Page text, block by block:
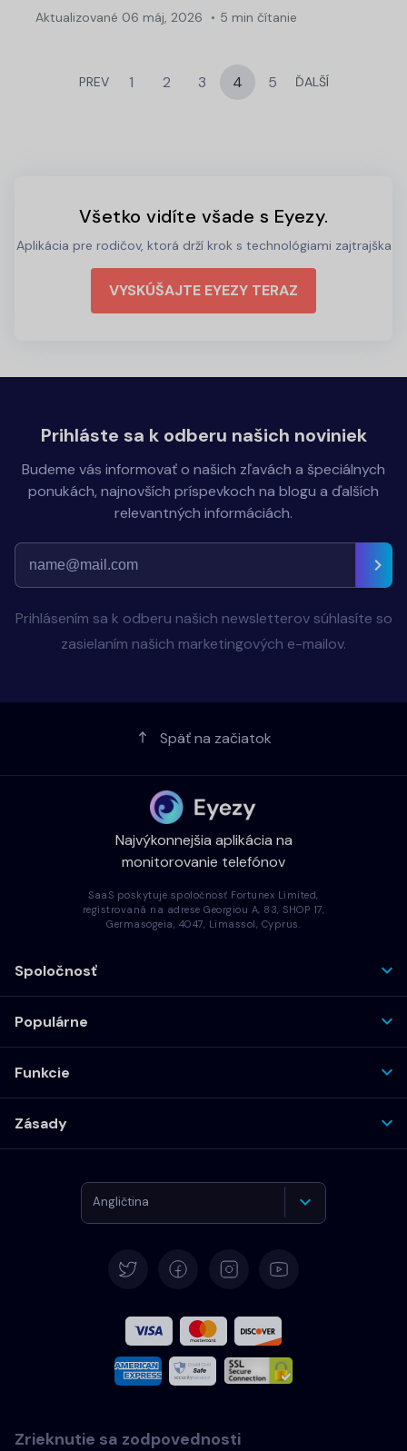
Aktualizované 06 máj, 2026 5 min čítanie
PREV 1 2 3 4 5 ĎALŠÍ
Všetko vidíte všade s Eyezy.
Aplikácia pre rodičov, ktorá drží krok s technológiami zajtrajška
VYSKÚŠAJTE EYEZY TERAZ
Prihláste sa k odberu našich noviniek
Budeme vás informovať o našich zľavách a špeciálnych
ponukách, najnovších príspevkoch na blogu a ďalších
relevantných informáciách.
Prihlásením sa k odberu našich newsletterov súhlasíte so
zasielaním našich marketingových e-mailov.
Späť na začiatok
Najvýkonnejšia aplikácia na
monitorovanie telefónov
SaaS poskytuje spoločnosť Fortunex Limited,
registrovaná na adrese Georgiou A, 83, SHOP 17,
Germasogeia, 4047, Limassol, Cyprus.
Spoločnosť
Populárne
Funkcie
Zásady
Angličtina
Francúzština
Taliansky
Português
Zrieknutie sa zodpovednosti